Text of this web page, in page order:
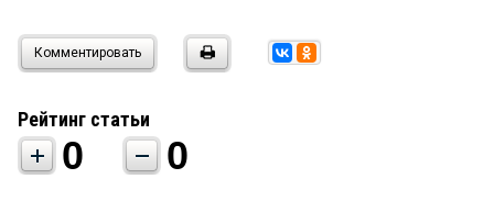
Комментировать
Рейтинг статьи
0 0